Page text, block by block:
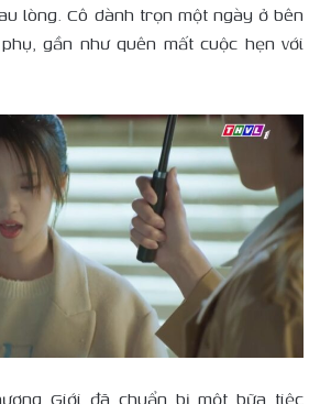
lòng. Cô dành trọn một ngày ở bên
gần như quên mất cuộc hẹn với
Giới đã chuẩn bị một bữa tiệc